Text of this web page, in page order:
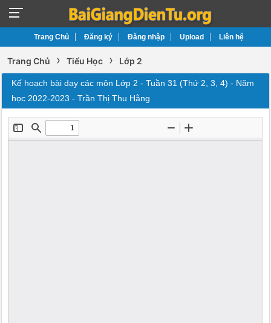
Trang Chủ Đăng ký Đăng nhập Upload Liên hệ
Trang Chủ › Tiểu Học › Lớp 2
Kế hoạch bài dạy các môn Lớp 2 - Tuần 31 (Thứ 2, 3, 4) - Năm
học 2022-2023 - Trần Thị Thu Hằng